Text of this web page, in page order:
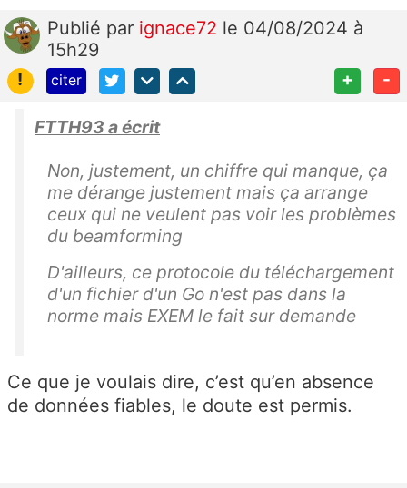
Publié par ignace72 le 04/08/2024 à
15h29
!
citer + -
FTTH93 a écrit
Non, justement, un chiffre qui manque, ça
me dérange justement mais ça arrange
ceux qui ne veulent pas voir les problèmes
du beamforming
D'ailleurs, ce protocole du téléchargement
d'un fichier d'un Go n'est pas dans la
norme mais EXEM le fait sur demande
Ce que je voulais dire, c’est qu’en absence
de données fiables, le doute est permis.